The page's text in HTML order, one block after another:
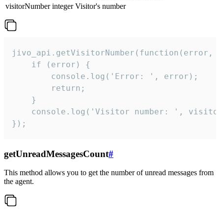
visitorNumber integer Visitor's number
jivo_api.getVisitorNumber(function(error,
    if (error) {
        console.log('Error: ', error);
        return;
    }
console.log('Visitor number: ',
});
getUnreadMessagesCount#
This method allows you to get the number of unread messages from
the agent.